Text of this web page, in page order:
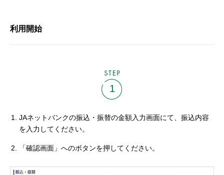
利用開始
1
JAネットバンクの振込・振替の金額入力画面にて、振込内容
を入力してください。
「確認画面」へのボタンを押してください。